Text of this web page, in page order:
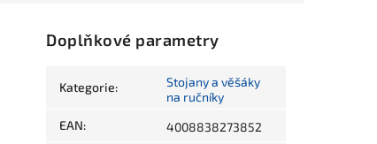
Doplňkové parametry
Kategorie:
Stojany a věšáky
na ručníky
EAN: 4008838273852